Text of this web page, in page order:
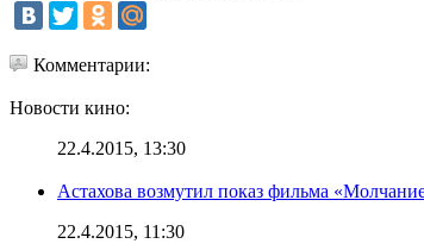
Комментарии:
Новости кино:
22.4.2015, 13:30
Астахова возмутил показ фильма
22.4.2015, 11:30